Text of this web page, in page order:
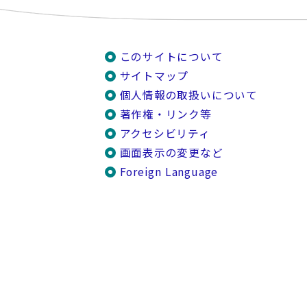
このサイトについて
サイトマップ
個人情報の取扱いについて
著作権・リンク等
アクセシビリティ
画面表示の変更など
Foreign Language